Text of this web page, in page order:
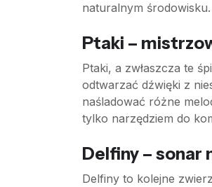
naturalnym środowisku.
Ptaki –
Ptaki, a zwłaszcza te
odtwarzać dźwięki z
naśladować różne
tylko narzędziem do
Delfiny – sonar
Delfiny to kolejne